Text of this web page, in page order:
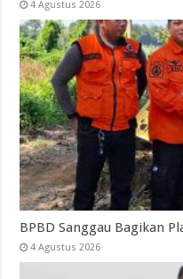
4 Agustus 2026
BPBD Sanggau Bagikan
4 Agustus 2026